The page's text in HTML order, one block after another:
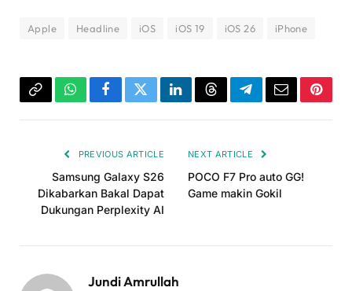
Apple Headline iOS iOS 19 iOS 26 iPhone
Copy WhatsAppFacebookTwitterLinkedInThreadsTelegramEmail
PREVIOUS ARTICLE
Samsung Galaxy S26
Dikabarkan Bakal Dapat
Dukungan Perplexity AI
NEXT ARTICLE
POCO F7 Pro auto GG!
Game makin Gokil
Jundi Amrullah